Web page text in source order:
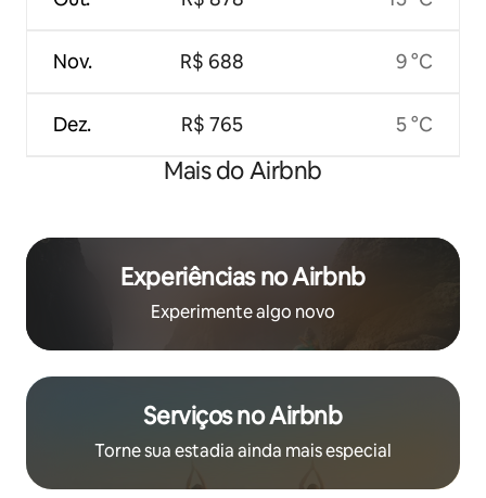
Nov.
Dez.
R$ 688
R$ 765
9 °C
5 °C
Mais do Airbnb
Experiências no Airbnb
Experimente algo novo
Serviços no Airbnb
Torne sua estadia ainda mais especial